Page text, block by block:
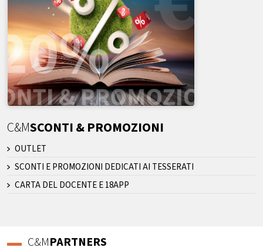
C&MSCONTI & PROMOZIONI
OUTLET
SCONTI E PROMOZIONI DEDICATI AI TESSERATI
CARTA DEL DOCENTE E 18APP
C&MPARTNERS